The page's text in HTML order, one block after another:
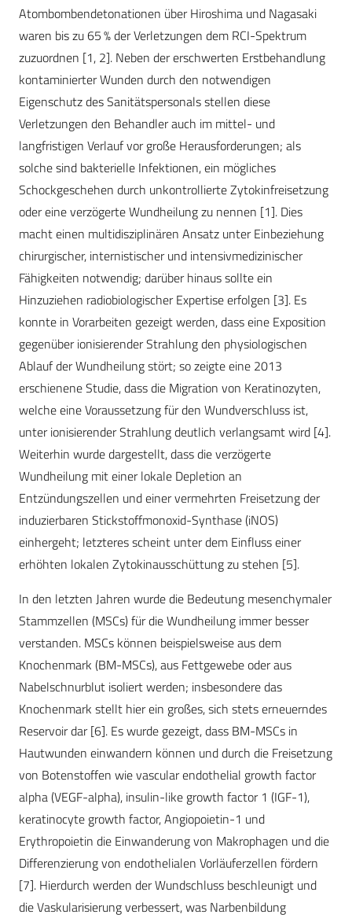
Atombombendetonationen über Hiroshima und Nagasaki
waren bis zu 65 % der Verletzungen dem RCI-Spektrum
zuzuordnen [1, 2]. Neben der erschwerten Erstbehandlung
kontaminierter Wunden durch den notwendigen
Eigenschutz des Sanitätspersonals stellen diese
Verletzungen den Behandler auch im mittel- und
langfristigen Verlauf vor große Herausforderungen; als
solche sind bakterielle Infektionen, ein mögliches
Schockgeschehen durch unkontrollierte Zytokinfreisetzung
oder eine verzögerte Wundheilung zu nennen [1]. Dies
macht einen multidisziplinären Ansatz unter Einbeziehung
chirurgischer, internistischer und intensivmedizinischer
Fähigkeiten notwendig; darüber hinaus sollte ein
Hinzuziehen radiobiologischer Expertise erfolgen [3]. Es
konnte in Vorarbeiten gezeigt werden, dass eine Exposition
gegenüber ionisierender Strahlung den physiologischen
Ablauf der Wundheilung stört; so zeigte eine 2013
erschienene Studie, dass die Migration von Keratinozyten,
welche eine Voraussetzung für den Wundverschluss ist,
unter ionisierender Strahlung deutlich verlangsamt wird [4].
Weiterhin wurde dargestellt, dass die verzögerte
Wundheilung mit einer lokale Depletion an
Entzündungszellen und einer vermehrten Freisetzung der
induzierbaren Stickstoffmonoxid-Synthase (iNOS)
einhergeht; letzteres scheint unter dem Einfluss einer
erhöhten lokalen Zytokinausschüttung zu stehen [5].
In den letzten Jahren wurde die Bedeutung mesenchymaler
Stammzellen (MSCs) für die Wundheilung immer besser
verstanden. MSCs können beispielsweise aus dem
Knochenmark (BM-MSCs), aus Fettgewebe oder aus
Nabelschnurblut isoliert werden; insbesondere das
Knochenmark stellt hier ein großes, sich stets erneuerndes
Reservoir dar [6]. Es wurde gezeigt, dass BM-MSCs in
Hautwunden einwandern können und durch die Freisetzung
von Botenstoffen wie vascular endothelial growth factor
alpha (VEGF-alpha), insulin-like growth factor 1 (IGF-1),
keratinocyte growth factor, Angiopoietin-1 und
Erythropoietin die Einwanderung von Makrophagen und die
Differenzierung von endothelialen Vorläuferzellen fördern
[7]. Hierdurch werden der Wundschluss beschleunigt und
die Vaskularisierung verbessert, was Narbenbildung